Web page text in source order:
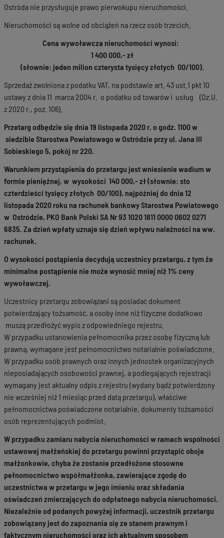
Ostróda nie przysługuje prawo pierwokupu nieruchomości.
Nieruchomości są wolne od obciążeń na rzecz osób trzecich.
Cena wywoławcza nieruchomości wynosi:
1 400 000,- zł
(słownie: jeden milion czterysta tysięcy złotych 00/100).
Sprzedaż zwolniona z podatku VAT, na podstawie art. 43 ust.1 pkt 10
ustawy z dnia 11 marca 2004 r. o podatku od towarów i usług (Dz.U.
z 2020 r., poz. 106).
Przetarg odbędzie się dnia 19 listopada 2020 r. o godz. 1100 w
siedzibie Starostwa Powiatowego w Ostródzie przy ul. Jana III
Sobieskiego 5, pokój nr 220.
Warunkiem przystąpienia do przetargu jest wniesienie wadium w
formie pieniężnej, w wysokości 140 000,- zł (słownie: sto
czterdzieści tysięcy złotych 00/100), najpóźniej do dnia 12
listopada 2020 roku na rachunek bankowy Starostwa Powiatowego
w Ostródzie, PKO Bank Polski SA Nr 93 1020 1811 0000 0602 0271
6835. Za dzień wpłaty uznaje się dzień wpływu należności na ww.
rachunek.
O wysokości postąpienia decydują uczestnicy przetargu, z tym że
minimalne postąpienie nie może wynosić mniej niż 1% ceny
wywoławczej.
Uczestnicy przetargu zobowiązani są posiadać dokument
potwierdzający tożsamość, a osoby inne niż fizyczne dodatkowo
muszą przedłożyć wypis z odpowiedniego rejestru.
W przypadku ustanowienia pełnomocnika przez osobę fizyczną lub
prawną, wymagane jest pełnomocnictwo notarialnie poświadczone.
W przypadku osób prawnych oraz innych jednostek organizacyjnych
nieposiadających osobowości prawnej, a podlegających rejestracji
wymagany jest aktualny odpis z rejestru (wydany bądź potwierdzony
nie wcześniej niż 1 miesiąc przed datą przetargu), właściwe
pełnomocnictwa poświadczone notarialnie, dokumenty tożsamości
osób reprezentujących podmiot.
W przypadku zamiaru nabycia nieruchomości w ramach wspólności
ustawowej małżeńskiej do przetargu powinni przystąpić oboje
małżonkowie, chyba że zostanie przedłożone stosowne
pełnomocnictwo współmałżonka, zawierające zgodę do
uczestnictwa w przetargu w jego imieniu oraz składania
oświadczeń zmierzających do odpłatnego nabycia nieruchomości.
Niezależnie od podanych powyżej informacji, uczestnik przetargu
zobowiązany jest do zapoznania się ze stanem prawnym i
faktycznym nieruchomości oraz ich aktualnym sposobem